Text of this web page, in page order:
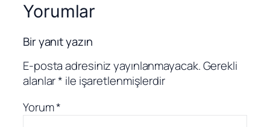
Yorumlar
Bir yanıt yazın
E-posta adresiniz yayınlanmayacak.Gerekli
alanlar* ile işaretlenmişlerdir
Yorum*